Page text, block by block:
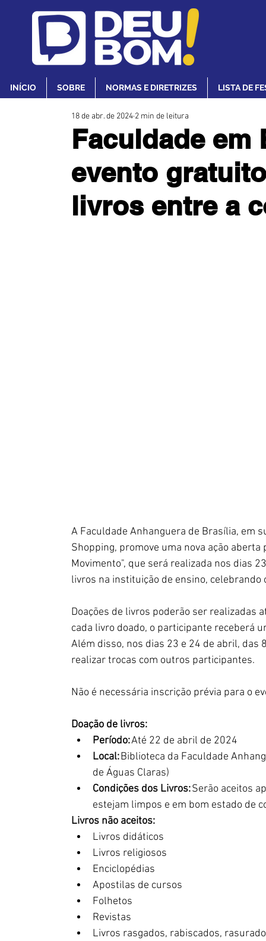
INÍCIO SOBRE NORMAS E DIRETRIZES LISTA DE
Faculdade em
evento
livros entre a
18 de abr. de 2024 2 min de leitura
A Faculdade Anhanguera de Brasília, em
Shopping, promove uma nova ação
Movimento", que será realizada nos dias
livros na instituição de ensino, celebrando
Doações de livros poderão ser realizadas
cada livro doado, o participante receberá
Além disso, nos dias 23 e 24 de abril,
realizar trocas com outros participantes.
Não é necessária inscrição prévia para o
Doação de livros:
Período: Até 22 de abril de 2024
Local: Biblioteca da Faculdade
de Águas Claras)
Condições dos Livros: Serão aceitos
estejam limpos e em bom estado de
Livros não aceitos:
Livros didáticos
Livros religiosos
Enciclopédias
Apostilas de cursos
Folhetos
Revistas
Livros rasgados, rabiscados,